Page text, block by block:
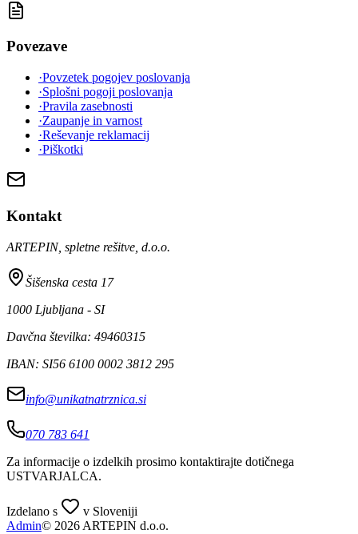
Povezave
·Povzetek pogojev poslovanja
·Splošni pogoji poslovanja
·Pravila zasebnosti
·Zaupanje in varnost
·Reševanje reklamacij
·Piškotki
Kontakt
ARTEPIN, spletne rešitve, d.o.o.
Šišenska cesta 17
1000 Ljubljana - SI
Davčna številka: 49460315
IBAN: SI56 6100 0002 3812 295
info@unikatnatrznica.si
070 783 641
Za informacije o izdelkih prosimo kontaktirajte dotičnega
USTVARJALCA.
Izdelano s
v Sloveniji
Admin© 2026 ARTEPIN d.o.o.